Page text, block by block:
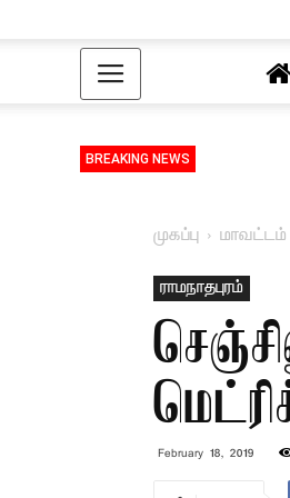
BREAKING NEWS
முகப்பு மாவட்டம்
ராமநாதபுரம்
February 18, 2019